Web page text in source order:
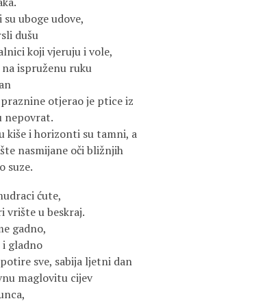
su uboge udove,
dušu
koji vjeruju i vole,
ispruženu ruku
otjerao je ptice iz
nepovrat.
kiše i horizonti su tamni, a
nasmijane oči bližnjih
suze.
ćute,
vrište u beskraj.
gadno,
i gladno
sve, sabija ljetni dan
maglovitu cijev